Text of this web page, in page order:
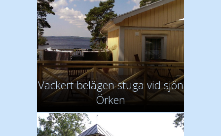
Vackert belägen stuga vid sjön
Örken